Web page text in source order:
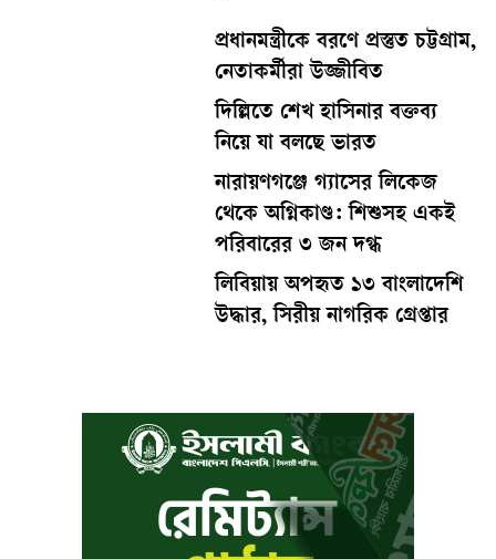
প্রধানমন্ত্রীকে বরণে প্রস্তুত চট্টগ্রাম,
নেতাকর্মীরা উজ্জীবিত
দিল্লিতে শেখ হাসিনার বক্তব্য
নিয়ে যা বলছে ভারত
নারায়ণগঞ্জে গ্যাসের লিকেজ
থেকে অগ্নিকাণ্ড: শিশুসহ একই
পরিবারের ৩ জন দগ্ধ
লিবিয়ায় অপহৃত ১৩ বাংলাদেশি
উদ্ধার, সিরীয় নাগরিক গ্রেপ্তার